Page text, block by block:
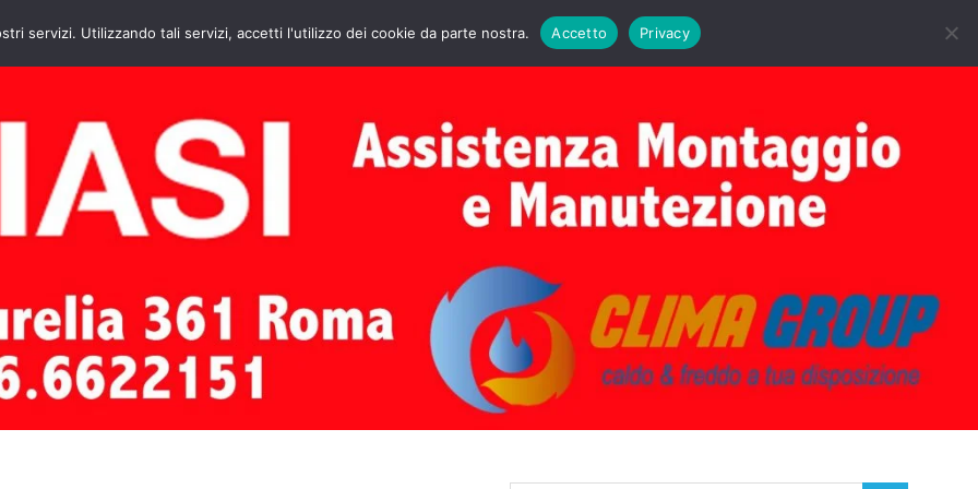
HOME CONTATTI ASSISTENZA CALDAIE BIASI PRIMA ACCENSIONE CALDAIE BIASI
servizi. Utilizzando tali servizi, accetti l'utilizzo dei cookie da parte nostra. Accetto Privacy